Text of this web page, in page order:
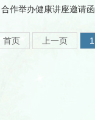
合作举办健康讲座邀请函
首页 上一页 1